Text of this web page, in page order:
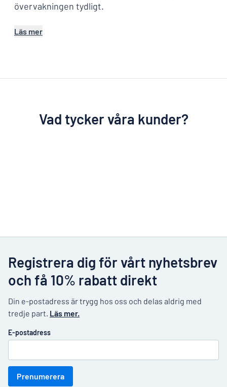
övervakningen tydligt.
Läs mer
Vad tycker våra kunder?
Registrera dig för vårt nyhetsbrev
och få 10% rabatt direkt
Din e-postadress är trygg hos oss och delas aldrig med
tredje part. Läs mer.
E-postadress
Prenumerera